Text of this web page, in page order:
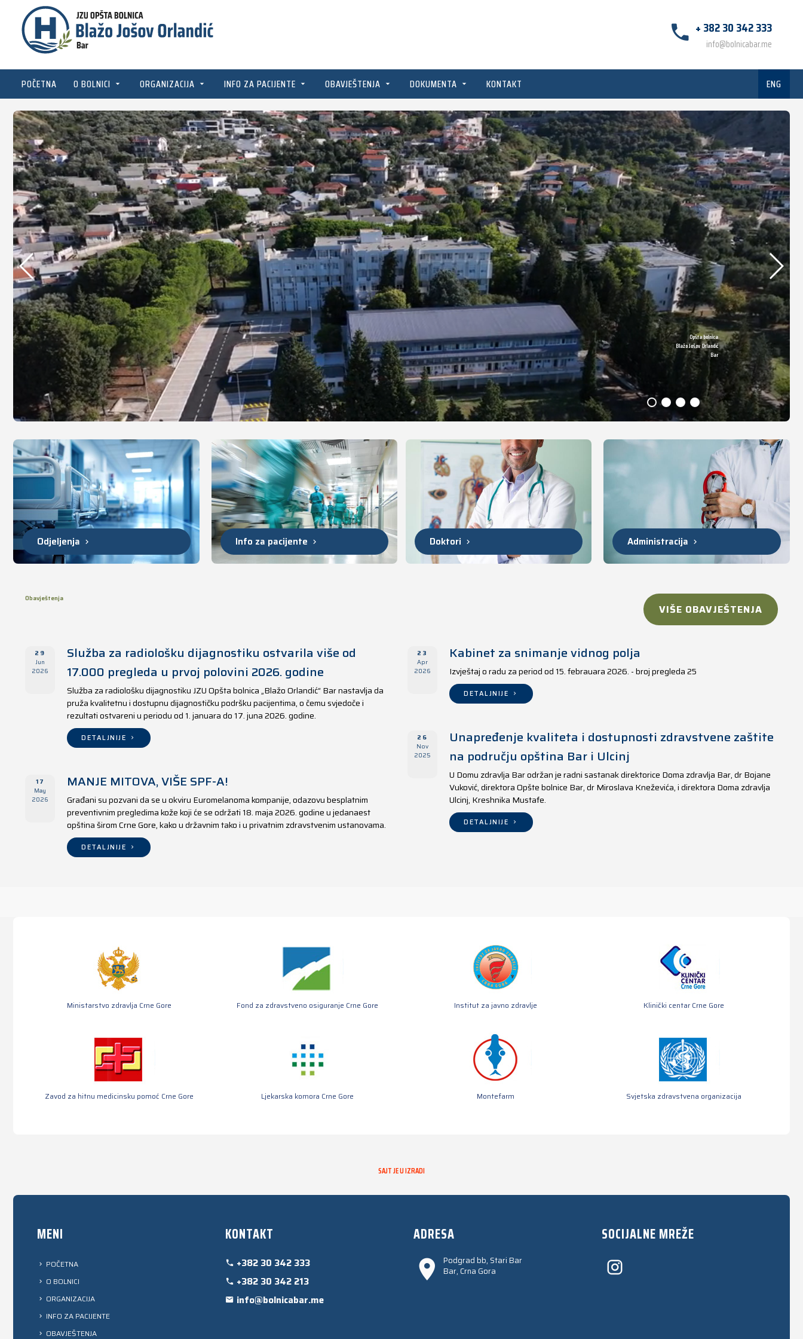
+ 382 30 342 333
info@bolnicabar.me
POČETNA O BOLNICI ORGANIZACIJA INFO ZA PACIJENTE OBAVJEŠTENJA DOKUMENTA KONTAKT ENG
Opšta bolnica
Blažo Jošov Orlandić
Bar
Odjeljenja
DETALJNIJE
Info za pacijente
DETALJNIJE
Doktori
DETALJNIJE
Administracija
DETALJNIJE
Obavještenja
VIŠE OBAVJEŠTENJA
29
Jun
2026
Služba za radiološku dijagnostiku ostvarila više od
17.000 pregleda u prvoj polovini 2026. godine
Služba za radiološku dijagnostiku JZU Opšta bolnica „Blažo Orlandić“ Bar nastavlja da
pruža kvalitetnu i dostupnu dijagnostičku podršku pacijentima, o čemu svjedoče i
rezultati ostvareni u periodu od 1. januara do 17. juna 2026. godine.
DETALJNIJE
17
May
2026
MANJE MITOVA, VIŠE SPF-A!
Građani su pozvani da se u okviru Euromelanoma kompanije, odazovu besplatnim
preventivnim pregledima kože koji će se održati 18. maja 2026. godine u jedanaest
opština širom Crne Gore, kako u državnim tako i u privatnim zdravstvenim ustanovama.
DETALJNIJE
23
Apr
2026
Kabinet za snimanje vidnog polja
Izvještaj o radu za period od 15. febrauara 2026. - broj pregleda 25
DETALJNIJE
26
Nov
2025
Unapređenje kvaliteta i dostupnosti zdravstvene zaštite
na području opština Bar i Ulcinj
U Domu zdravlja Bar održan je radni sastanak direktorice Doma zdravlja Bar, dr Bojane
Vuković, direktora Opšte bolnice Bar, dr Miroslava Kneževića, i direktora Doma zdravlja
Ulcinj, Kreshnika Mustafe.
DETALJNIJE
Ministarstvo zdravlja Crne Gore Fond za zdravstveno osiguranje Crne Gore Institut za javno zdravlje Klinički centar Crne Gore
Zavod za hitnu medicinsku pomoć Crne Gore Ljekarska komora Crne Gore Montefarm Svjetska zdravstvena organizacija
SAJT JE U IZRADI
MENI
POČETNA
O BOLNICI
ORGANIZACIJA
INFO ZA PACIJENTE
OBAVJEŠTENJA
KONTAKT
+382 30 342 333
+382 30 342 213
info@bolnicabar.me
ADRESA
Podgrad bb, Stari Bar
Bar, Crna Gora
SOCIJALNE MREŽE